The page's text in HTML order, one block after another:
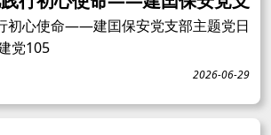
初心使命——建囯保安党支部主题党日
党105
2026-06-29